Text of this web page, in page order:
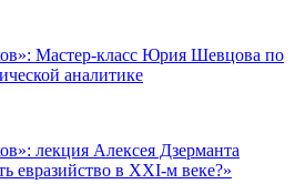
Мастер-класс Юрия Шевцова по
аналитике
лекция Алексея Дзерманта
евразийство в XXI-м веке?»